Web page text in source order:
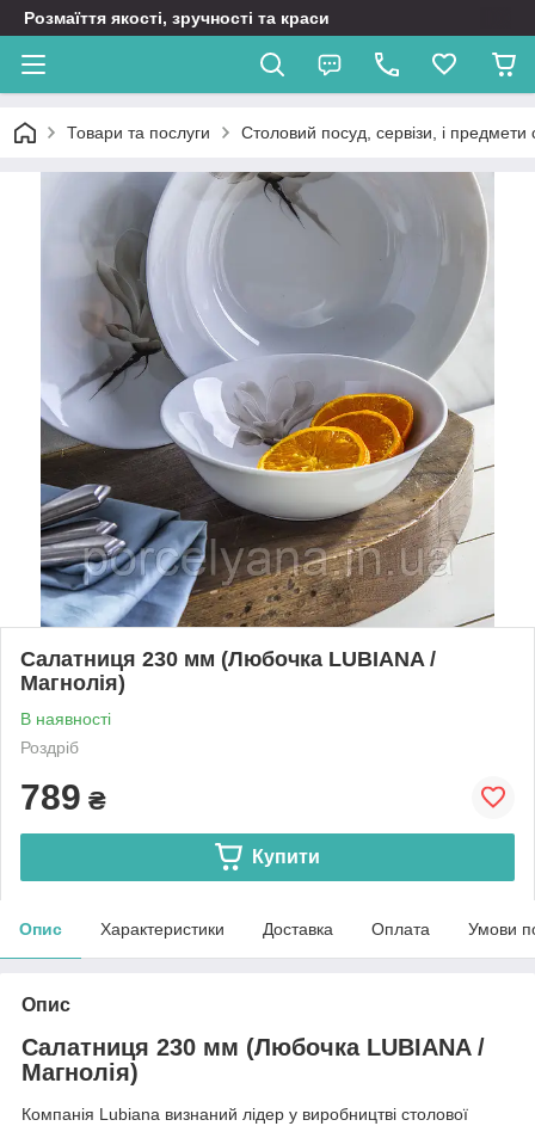
Розмаїття якості, зручності та краси
Товари та послуги Столовий посуд, сервізи, і предмети
Салатниця 230 мм (Любочка LUBIANA /
Магнолія)
В наявності
Роздріб
789 ₴
Купити
Опис Характеристики Доставка Оплата Умови
Опис
Салатниця 230 мм (Любочка LUBIANA /
Магнолія)
Компанія Lubiana визнаний лідер у виробництві столової